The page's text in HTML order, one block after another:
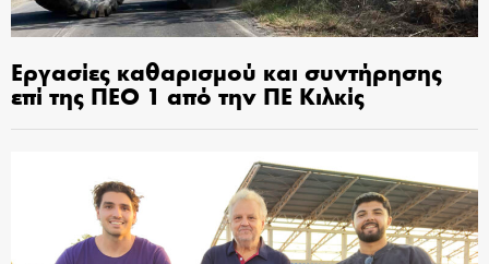
Εργασίες καθαρισμού και συντήρησης
επί της ΠΕΟ 1 από την ΠΕ Κιλκίς